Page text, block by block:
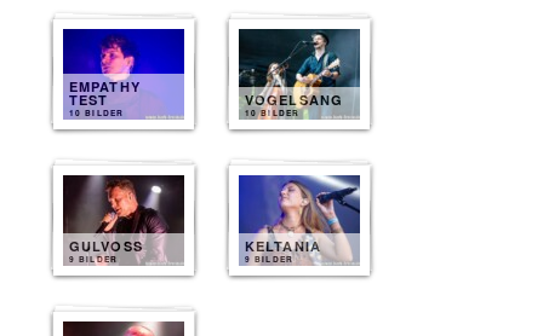
EMPATHY
TEST
10 BILDER
VOGELSANG
10 BILDER
GULVOSS
9 BILDER
KELTANIA
9 BILDER